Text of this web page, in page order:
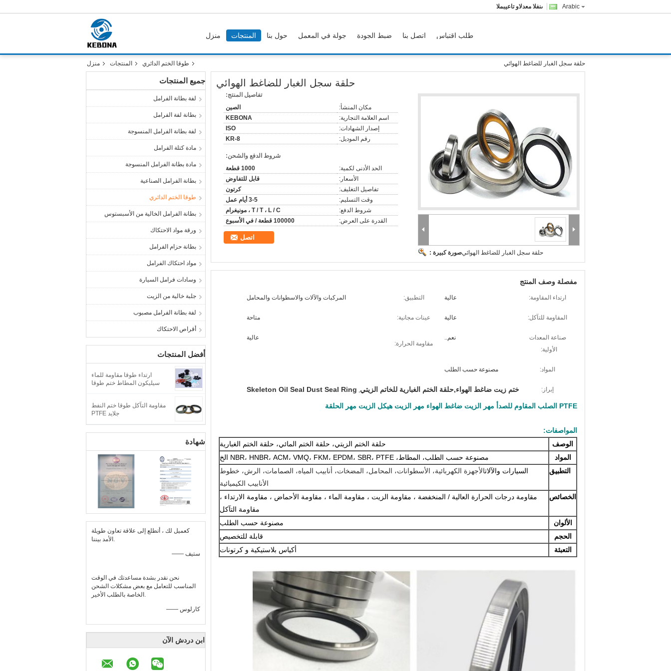
Arabic المبيعات والدعم الفنى
منزل المنتجات حول بنا جولة في المعمل ضبط الجودة اتصل بنا طلب اقتباس
منزل المنتجات طوقا الختم الدائري حلقة سجل الغبار للضاغط الهوائي
جميع المنتجات
لفة بطانة الفرامل
بطانة لفة الفرامل
لفة بطانة الفرامل المنسوجة
مادة كتلة الفرامل
مادة بطانة الفرامل المنسوجة
بطانة الفرامل الصناعية
طوقا الختم الدائري
بطانة الفرامل الخالية من الأسبستوس
ورقة مواد الاحتكاك
بطانة حزام الفرامل
مواد احتكاك الفرامل
وسادات فرامل السيارة
جلبة خالية من الزيت
لفة بطانة الفرامل مصبوب
أقراص الاحتكاك
أفضل المنتجات
ارتداء طوقا مقاومة للماء
سيليكون المطاط ختم طوقا
مقاومة التآكل طوقا ختم النفط
جلايد PTFE
شهادة
كعميل لك ، أتطلع إلى علاقة تعاون طويلة
الأمد بيننا.
—— ستيف
نحن نقدر بشدة مساعدتك في الوقت
المناسب للتعامل مع بعض مشكلات الشحن
الخاصة بالطلب الأخير.
—— كارلوس
ابن دردش الآن
حلقة سجل الغبار للضاغط الهوائي
صورة كبيرة :حلقة سجل الغبار للضاغط الهوائي
تفاصيل المنتج:
مكان المنشأ:
الصين
اسم العلامة التجارية:
KEBONA
إصدار الشهادات:
ISO
رقم الموديل:
KR-8
شروط الدفع والشحن:
الحد الأدنى لكمية:
1000 قطعة
الأسعار:
قابل للتفاوض
تفاصيل التغليف:
كرتون
وقت التسليم:
3-5 أيام عمل
شروط الدفع:
T / T ، L / C ، مونيغرام
القدرة على العرض:
100000 قطعة / في الأسبوع
اتصل
مفصلة وصف المنتج
ارتداء المقاومة: عالية التطبيق: المركبات والآلات والاسطوانات والمحامل
المقاومة للتآكل: عالية عينات مجانية: متاحة
صناعة المعدات
الأولية:
نعم..
مقاومة الحرارة:
عالية
المواد: مصنوعة حسب الطلب
إبراز: ختم زيت ضاغط الهواء,حلقة الختم الغبارية للخاتم الزيتي,
Skeleton Oil Seal Dust Seal Ring
PTFE الصلب المقاوم للصدأ مهر الزيت ضاغط الهواء مهر الزيت هيكل الزيت مهر الحلقة
المواصفات:
الوصف
حلقة الختم الزيتي، حلقة الختم المائي، حلقة الختم الغبارية
المواد
مصنوعة حسب الطلب، المطاط، NBR، HNBR، ACM، VMQ، FKM، EPDM، SBR، PTFE الخ
التطبيق
السيارات والآلاتالأجهزة الكهربائية، الأسطوانات، المحامل، المضخات، أنابيب المياه، الصمامات، الرش، خطوط
الأنابيب الكيميائية
الخصائص
مقاومة درجات الحرارة العالية / المنخفضة ، مقاومة الزيت ، مقاومة الماء ، مقاومة الأحماض ، مقاومة الارتداء ،
مقاومة التآكل
الألوان
مصنوعة حسب الطلب
الحجم
قابلة للتخصيص
التعبئة
أكياس بلاستيكية و كرتونات